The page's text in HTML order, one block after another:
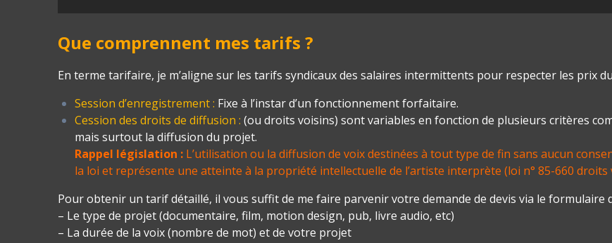
Que comprennent mes tarifs ?
En terme tarifaire, je m’aligne sur les tarifs syndicaux des salaires intermittents pour respecter les prix
Session d’enregistrement: Fixe à l’instar d’un fonctionnement forfaitaire.
Cession des droits de diffusion : (ou droits voisins) sont variables en fonction de plusieurs critères
mais surtout la diffusion du projet.
Rappel législation : L’utilisation ou la diffusion de voix destinées à tout type de fin sans aucun
la loi et représente une atteinte à la propriété intellectuelle de l’artiste interprète (loi n° 85-660 droits
Pour obtenir un tarif détaillé, il vous suffit de me faire parvenir votre demande de devis via le formulaire
– Le type de projet (documentaire, film, motion design, pub, livre audio, etc)
– La durée de la voix (nombre de mot) et de votre projet